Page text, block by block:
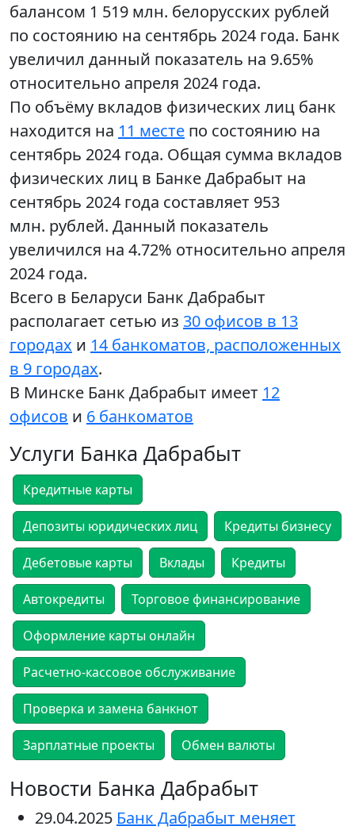
балансом 1 519 млн. белорусских рублей
по состоянию на сентябрь 2024 года. Банк
увеличил данный показатель на 9.65%
относительно апреля 2024 года.
По объёму вкладов физических лиц банк
находится на 11 месте по состоянию на
сентябрь 2024 года. Общая сумма вкладов
физических лиц в Банке Дабрабыт на
сентябрь 2024 года составляет 953
млн. рублей. Данный показатель
увеличился на 4.72% относительно апреля
2024 года.
Всего в Беларуси Банк Дабрабыт
располагает сетью из 30 офисов в 13
городах и 14 банкоматов, расположенных
в 9 городах.
В Минске Банк Дабрабыт имеет 12
офисов и 6 банкоматов
Услуги Банка Дабрабыт
Кредитные карты
Депозиты юридических лиц Кредиты бизнесу
Дебетовые карты Вклады Кредиты
Автокредиты Торговое финансирование
Оформление карты онлайн
Расчетно-кассовое обслуживание
Проверка и замена банкнот
Зарплатные проекты Обмен валюты
Новости Банка Дабрабыт
29.04.2025 Банк Дабрабыт меняет